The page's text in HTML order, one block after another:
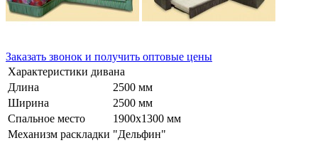
Заказать звонок и получить оптовые цены
Характеристики дивана
Длина
2500 мм
Ширина
2500 мм
Спальное место
1900х1300 мм
Механизм раскладки "Дельфин"